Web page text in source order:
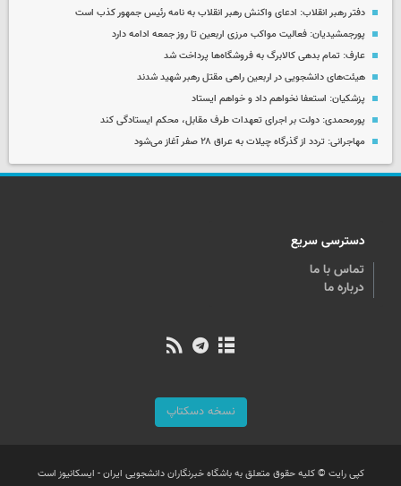
دفتر رهبر انقلاب: ادعای واکنش رهبر انقلاب به نامه رئیس جمهور کذب است
پورجمشیدیان: فعالیت مواکب مرزی اربعین تا روز جمعه ادامه دارد
عارف: تمام بدهی کالابرگ به فروشگاه‌ها پرداخت شد
هیئت‌های دانشجویی در اربعین راهی مقتل رهبر شهید شدند
پزشکیان: استعفا نخواهم داد و خواهم ایستاد
پورمحمدی: دولت بر اجرای تعهدات طرف مقابل، محکم ایستادگی کند
مهاجرانی: تردد از گذرگاه چیلات به عراق ۲۸ صفر آغاز می‌شود
دسترسی سریع
تماس با ما
درباره ما
نسخه دسکتاپ
کپی رایت © کلیه حقوق متعلق به باشگاه خبرنگاران دانشجویی ایران - ایسکانیوز است